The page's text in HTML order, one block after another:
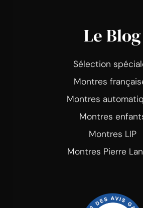
Le Blog
Sélection
Montres
Montres
Montres
Montres LIP
Montres Pierre